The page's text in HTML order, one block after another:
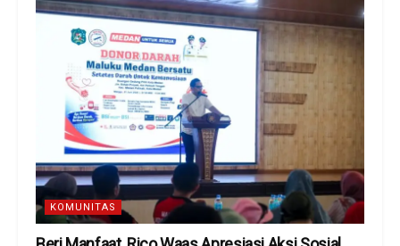
KOMUNITAS